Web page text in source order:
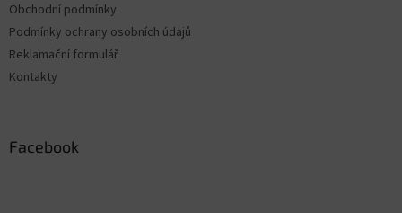
Obchodní podmínky
Podmínky ochrany osobních údajů
Reklamační formulář
Kontakty
Facebook